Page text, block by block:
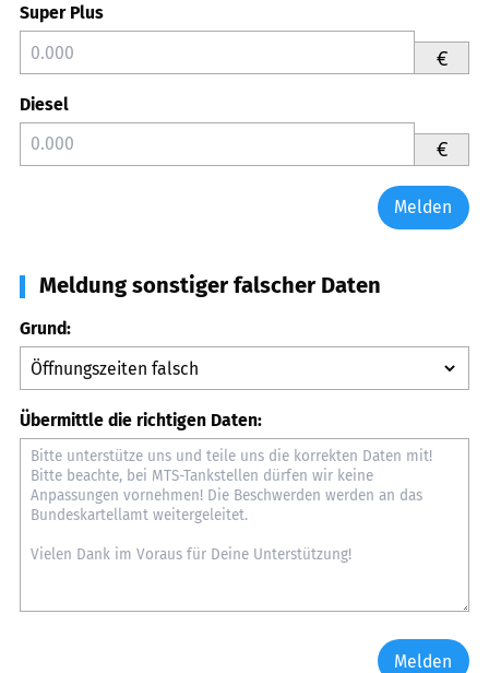
Super Plus
€
Diesel
€
Melden
Meldung sonstiger falscher Daten
Grund:
Übermittle die richtigen Daten:
Melden